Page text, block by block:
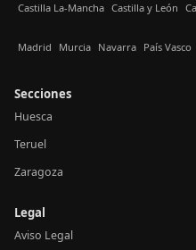
Castilla La-Mancha Castilla y León
Madrid Murcia Navarra País Vasco
Secciones
Huesca
Teruel
Zaragoza
Legal
Aviso Legal